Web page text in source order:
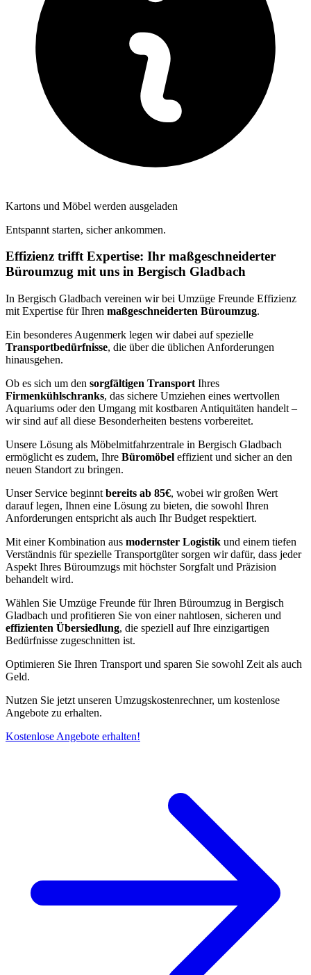
Kartons und Möbel werden ausgeladen
Entspannt starten, sicher ankommen.
Effizienz trifft Expertise: Ihr maßgeschneiderter
Büroumzug mit uns in Bergisch Gladbach
In Bergisch Gladbach vereinen wir bei Umzüge Freunde Effizienz
mit Expertise für Ihren maßgeschneiderten Büroumzug.
Ein besonderes Augenmerk legen wir dabei auf spezielle
Transportbedürfnisse, die über die üblichen Anforderungen
hinausgehen.
Ob es sich um den sorgfältigen Transport Ihres
Firmenkühlschranks, das sichere Umziehen eines wertvollen
Aquariums oder den Umgang mit kostbaren Antiquitäten handelt –
wir sind auf all diese Besonderheiten bestens vorbereitet.
Unsere Lösung als Möbelmitfahrzentrale in Bergisch Gladbach
ermöglicht es zudem, Ihre Büromöbel effizient und sicher an den
neuen Standort zu bringen.
Unser Service beginnt bereits ab 85€, wobei wir großen Wert
darauf legen, Ihnen eine Lösung zu bieten, die sowohl Ihren
Anforderungen entspricht als auch Ihr Budget respektiert.
Mit einer Kombination aus modernster Logistik und einem tiefen
Verständnis für spezielle Transportgüter sorgen wir dafür, dass jeder
Aspekt Ihres Büroumzugs mit höchster Sorgfalt und Präzision
behandelt wird.
Wählen Sie Umzüge Freunde für Ihren Büroumzug in Bergisch
Gladbach und profitieren Sie von einer nahtlosen, sicheren und
effizienten Übersiedlung, die speziell auf Ihre einzigartigen
Bedürfnisse zugeschnitten ist.
Optimieren Sie Ihren Transport und sparen Sie sowohl Zeit als auch
Geld.
Nutzen Sie jetzt unseren Umzugskostenrechner, um kostenlose
Angebote zu erhalten.
Kostenlose Angebote erhalten!